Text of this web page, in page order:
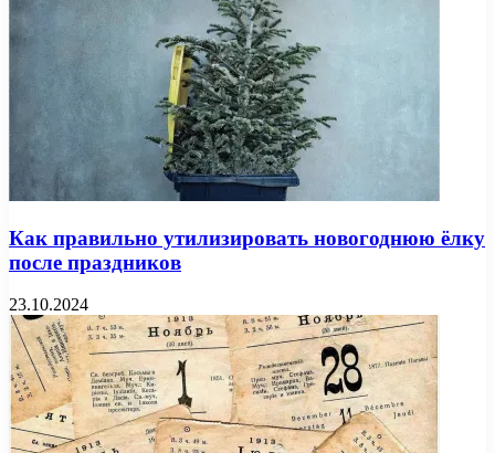
Как правильно утилизировать новогоднюю ёлку
после праздников
23.10.2024